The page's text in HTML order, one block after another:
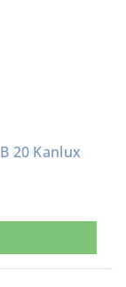
20 Kanlux